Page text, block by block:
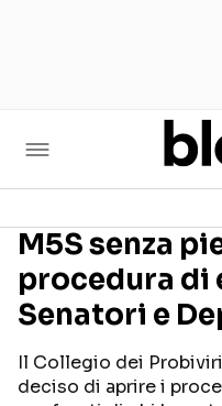
M5S senza
procedura di
Senatori e
Il Collegio dei
deciso di aprire i